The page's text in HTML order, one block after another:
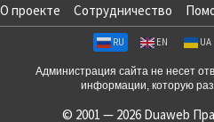
О проекте Сотрудничество
RU EN UA
Администрация сайта не несет
информации, которую
© 2001 — 2026 Duaweb